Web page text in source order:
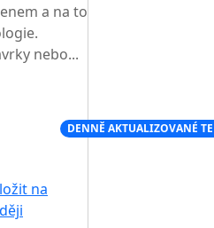
a na to
nebo...
DENNĚ AKTUALIZOVANÉ
na